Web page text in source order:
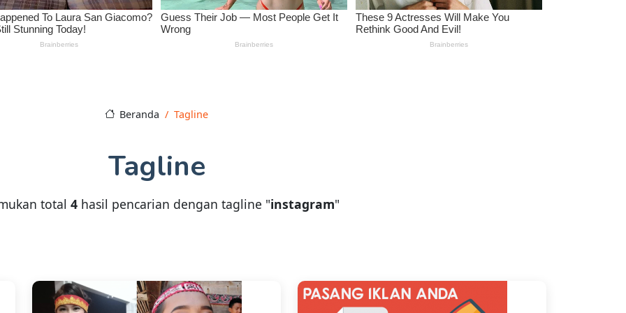
Beranda Tagline
Tagline
total 4 hasil pencarian dengan tagline "instagram"